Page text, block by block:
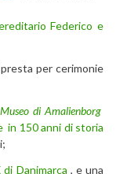
Federico e
per cerimonie
Museo di Amalienborg
in 150 anni di storia
di Danimarca , e una